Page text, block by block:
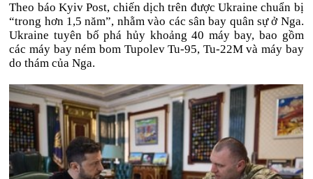
Theo báo Kyiv Post, chiến dịch trên được Ukraine chuẩn bị
“trong hơn 1,5 năm”, nhằm vào các sân bay quân sự ở Nga.
Ukraine tuyên bố phá hủy khoảng 40 máy bay, bao gồm
các máy bay ném bom Tupolev Tu-95, Tu-22M và máy bay
do thám của Nga.